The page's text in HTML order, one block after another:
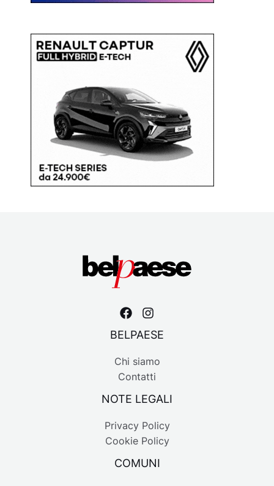
BELPAESE
Chi siamo
Contatti
NOTE LEGALI
Privacy Policy
Cookie Policy
COMUNI